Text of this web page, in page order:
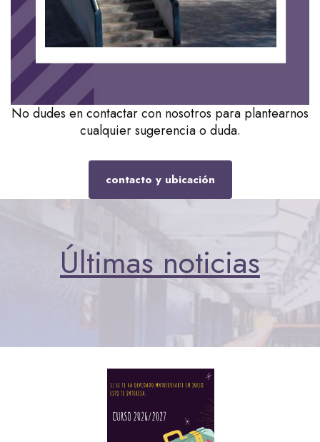
No dudes en contactar con nosotros para plantearnos
cualquier sugerencia o duda.
contacto y ubicación
Últimas noticias